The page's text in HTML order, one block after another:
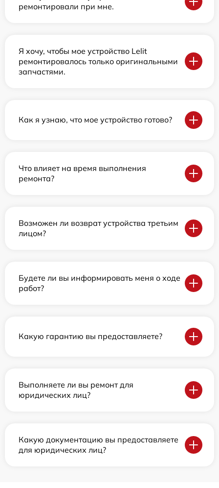
ремонтировали при мне.
Я хочу, чтобы мое устройство Lelit
ремонтировалось только оригинальными
запчастями.
Как я узнаю, что мое устройство готово?
Что влияет на время выполнения
ремонта?
Возможен ли возврат устройства третьим
лицом?
Будете ли вы информировать меня о ходе
работ?
Какую гарантию вы предоставляете?
Выполняете ли вы ремонт для
юридических лиц?
Какую документацию вы предоставляете
для юридических лиц?